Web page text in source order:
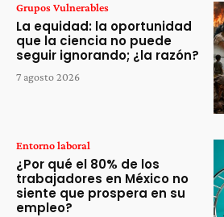
Grupos Vulnerables
La equidad: la oportunidad
que la ciencia no puede
seguir ignorando; ¿la razón?
7 agosto 2026
Entorno laboral
¿Por qué el 80% de los
trabajadores en México no
siente que prospera en su
empleo?